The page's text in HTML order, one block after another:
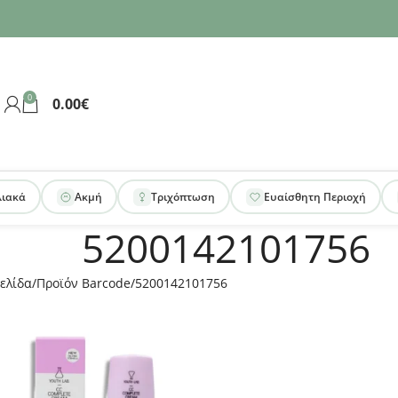
0 0.00€
Ακμή Τριχόπτωση Ευαίσθητη Περιοχή
5200142101756
Προϊόν Barcode 5200142101756